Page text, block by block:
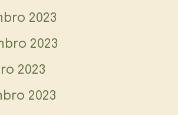
2023
2023
2023
2023